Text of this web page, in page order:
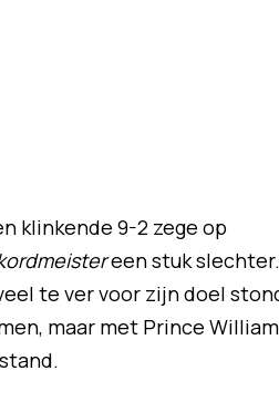
klinkende 9-2 zege op
een stuk slechter.
te ver voor zijn doel
maar met Prince William